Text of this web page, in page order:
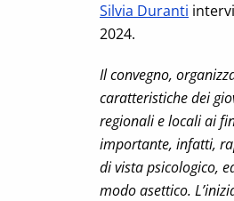
Silvia Duranti
2024.
Il convegno,
caratteristiche dei
regionali e locali ai
importante, infatti,
di vista psicologico,
modo asettico.